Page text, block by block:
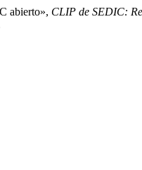
abierto», CLIP de SEDIC: